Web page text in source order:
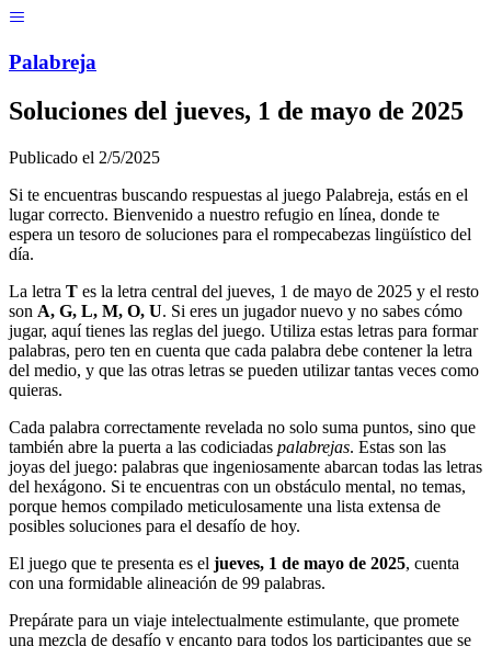
Palabreja
Soluciones del jueves, 1 de mayo de 2025
Publicado el 2/5/2025
Si te encuentras buscando respuestas al juego Palabreja, estás en el
lugar correcto. Bienvenido a nuestro refugio en línea, donde te
espera un tesoro de soluciones para el rompecabezas lingüístico del
día.
La letra T es la letra central del jueves, 1 de mayo de 2025 y el resto
son A, G, L, M, O, U. Si eres un jugador nuevo y no sabes cómo
jugar, aquí tienes las reglas del juego. Utiliza estas letras para formar
palabras, pero ten en cuenta que cada palabra debe contener la letra
del medio, y que las otras letras se pueden utilizar tantas veces como
quieras.
Cada palabra correctamente revelada no solo suma puntos, sino que
también abre la puerta a las codiciadas palabrejas. Estas son las
joyas del juego: palabras que ingeniosamente abarcan todas las letras
del hexágono. Si te encuentras con un obstáculo mental, no temas,
porque hemos compilado meticulosamente una lista extensa de
posibles soluciones para el desafío de hoy.
El juego que te presenta es el jueves, 1 de mayo de 2025, cuenta
con una formidable alineación de 99 palabras.
Prepárate para un viaje intelectualmente estimulante, que promete
una mezcla de desafío y encanto para todos los participantes que se